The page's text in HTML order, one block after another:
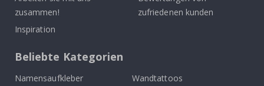
zusammen!
Inspiration
zufriedenen kunden
Beliebte Kategorien
Namensaufkleber
Wandtattoos